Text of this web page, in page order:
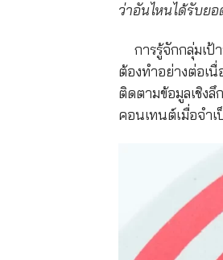
ว่าอันไหนได้รับย
การรู้จักกลุ่มเป้
ต้องทำอย่างต่อเนื่
ติดตามข้อมูลเชิง
คอนเทนต์เมื่อจำเ